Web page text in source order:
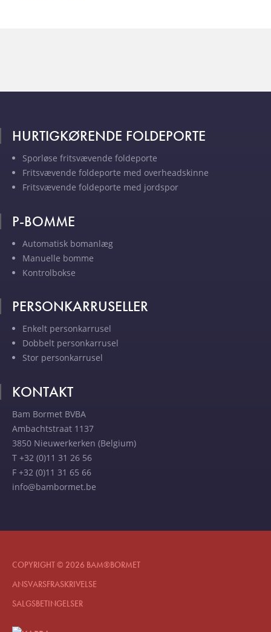
HURTIGKØRENDE FOLDEPORTE
Sporløse fritsvævende foldeporte
Fritsvævende foldeporte med overheadskinne
Fritsvævende foldeporte med jordspor
P-BOMME
Automatisk bomanlæg
Manuelle bomme
Kontrolbokse
PERSONKARRUSELLER
Enkelt personkarrusel
Dobbelt personkarrusel
Stor personkarrusel
KONTAKT
Bam Bormet BVBA
Ambachtstraat 1137
3850 Nieuwerkerken (Belgium)
T +32 (0)11 31 26 56
F +32 (0)11 31 65 66
info@bambormet.be
COPYRIGHT © 2026 BAM®BORMET
ANSVARSFRASKRIVELSE
SALGSBETINGELSER